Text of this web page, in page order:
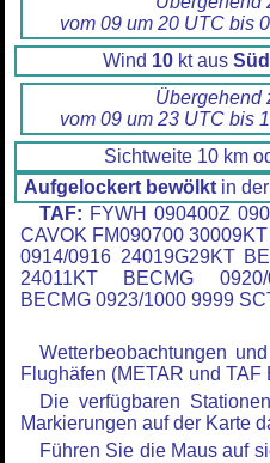
vom 09 um 20 UTC bis
Wind 10kt aus
Übergehend
vom 09 um 23 UTC bis
Sichtweite 10 km
Aufgelockert bewölkt in
TAF: FYWH 090400Z
CAVOK FM090700
0914/0916 24019G29KT
24011KT BECMG
BECMG 0923/1000 9999
Wetterbeobachtungen
Flughäfen (METAR und TAF
Die verfügbaren
Markierungen auf der Karte
Führen Sie die Maus auf